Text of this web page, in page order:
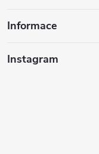
Informace
Instagram